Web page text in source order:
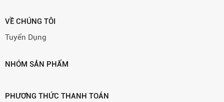
VỀ CHÚNG TÔI
Tuyển Dụng
NHÓM SẢN PHẨM
PHƯƠNG THỨC THANH TOÁN